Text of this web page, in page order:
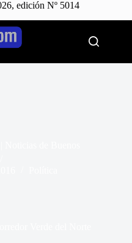
edición Nº 5014